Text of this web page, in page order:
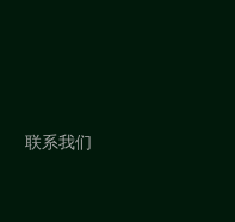
联系我们